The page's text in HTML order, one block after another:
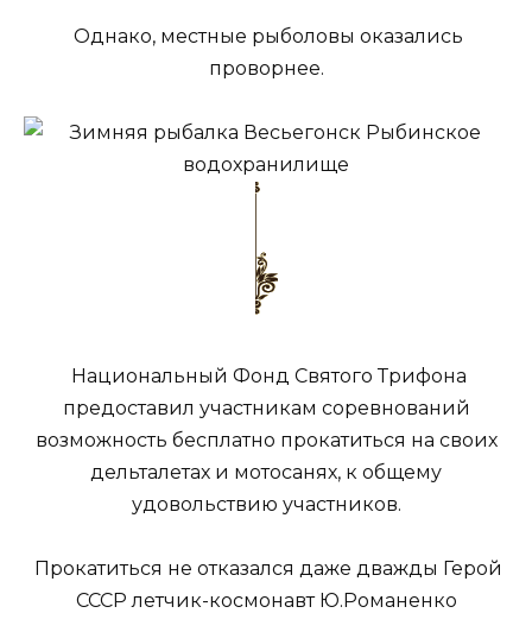
Однако, местные рыболовы оказались
проворнее.
Национальный Фонд Святого Трифона
предоставил участникам соревнований
возможность бесплатно прокатиться на своих
дельталетах и мотосанях, к общему
удовольствию участников.
Прокатиться не отказался даже дважды Герой
СССР летчик-космонавт Ю.Романенко